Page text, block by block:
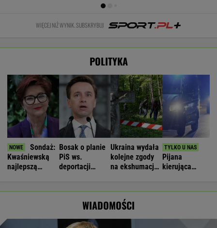
WIĘCEJ NIŻ WYNIK. SUBSKRYBUJ
POLITYKA
Sondaż:
Kwaśniewską
najlepszą
Bosak o planie
PiS ws.
deportacji
Ukraina wydała
kolejne zgody
na ekshumacje
Pijana
kierująca
WIADOMOŚCI